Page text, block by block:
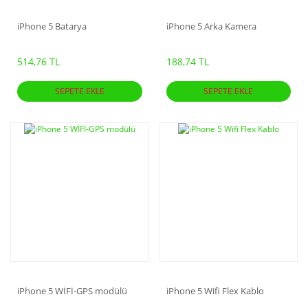
iPhone 5 Batarya
514,76 TL
SEPETE EKLE
iPhone 5 Arka Kamera
188,74 TL
SEPETE EKLE
iPhone 5 WİFİ-GPS modülü iPhone 5 Wifi Flex Kablo